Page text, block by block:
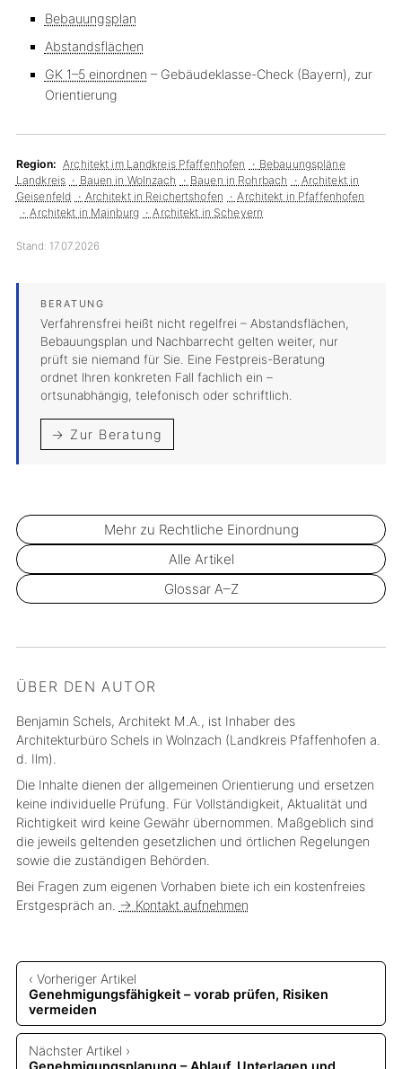
Bebauungsplan
Abstandsflächen
GK 1–5 einordnen – Gebäudeklasse-Check (Bayern), zur
Orientierung
Region: Architekt im Landkreis Pfaffenhofen
Bebauungspläne
Landkreis
Bauen in Wolnzach Bauen in Rohrbach
Architekt in
Geisenfeld
Architekt in Reichertshofen
Architekt in Pfaffenhofen
Architekt in Mainburg
Architekt in Scheyern
Stand: 17.07.2026
Verfahrensfrei heißt nicht regelfrei – Abstandsflächen,
Bebauungsplan und Nachbarrecht gelten weiter, nur
prüft sie niemand für Sie. Eine Festpreis-Beratung
ordnet Ihren konkreten Fall fachlich ein –
ortsunabhängig, telefonisch oder schriftlich.
→ Zur Beratung
Mehr zu Rechtliche Einordnung
Alle Artikel
Glossar A–Z
ÜBER DEN AUTOR
Benjamin Schels, Architekt M.A., ist Inhaber des
Architekturbüro Schels in Wolnzach (Landkreis Pfaffenhofen a.
d. Ilm).
Die Inhalte dienen der allgemeinen Orientierung und ersetzen
keine individuelle Prüfung. Für Vollständigkeit, Aktualität und
Richtigkeit wird keine Gewähr übernommen. Maßgeblich sind
die jeweils geltenden gesetzlichen und örtlichen Regelungen
sowie die zuständigen Behörden.
Bei Fragen zum eigenen Vorhaben biete ich ein kostenfreies
Erstgespräch an. → Kontakt aufnehmen
‹ Vorheriger Artikel
Genehmigungsfähigkeit – vorab prüfen, Risiken
vermeiden
Nächster Artikel ›
Genehmigungsplanung – Ablauf, Unterlagen und